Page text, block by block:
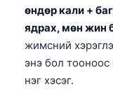
өндөр кали +
ядрах, мөн жин
жимсний
энэ бол тооноос
нэг хэсэг.
తెలుగు
தமிழ்
ગુજરાતી
ಕನ್ನಡ